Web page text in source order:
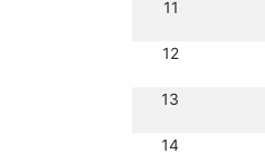
11
12
13
14